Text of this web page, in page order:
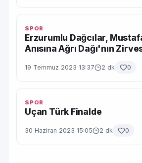
SPOR
Erzurumlu Dağcılar,
Anısına Ağrı Dağı'nın
19 Temmuz 2023 13:37 2 dk 0
SPOR
Uçan Türk Finalde
30 Haziran 2023 15:05 2 dk 0